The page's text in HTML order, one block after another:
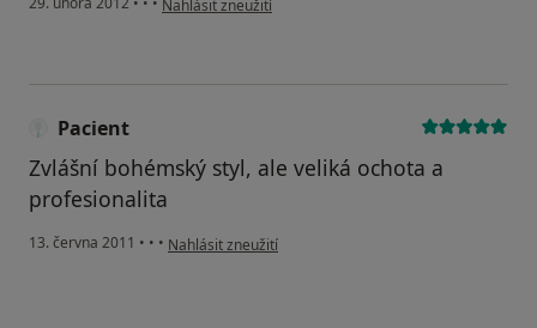
Nahlásit zneužití
Pacient
Zvlášní bohémský styl, ale veliká ochota a
profesionalita
13. června 2011 • • • podle názoru uživatele Pacient
Nahlásit zneužití